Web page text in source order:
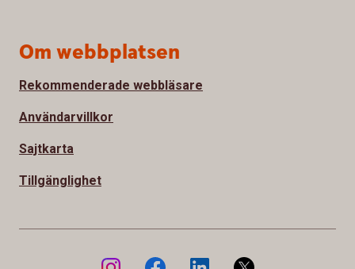
Om webbplatsen
Rekommenderade webbläsare
Användarvillkor
Sajtkarta
Tillgänglighet